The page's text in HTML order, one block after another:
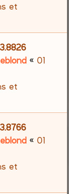
et
«01
et
«01
et